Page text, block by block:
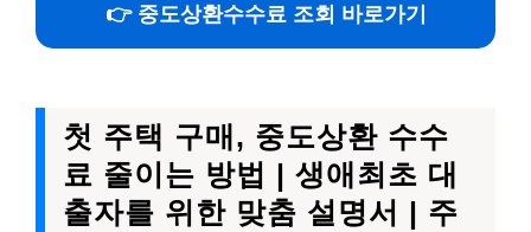
👉 중도상환수수료 조회 바로가기
첫 주택 구매, 중도상환 수수
료 줄이는 방법 | 생애최초 대
출자를 위한 맞춤 설명서 | 주